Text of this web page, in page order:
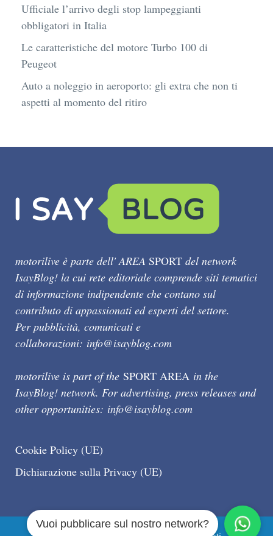
Ufficiale l’arrivo degli stop lampeggianti
obbligatori in Italia
Le caratteristiche del motore Turbo 100 di
Peugeot
Auto a noleggio in aeroporto: gli extra che non ti
aspetti al momento del ritiro
motorilive è parte dell' AREA SPORT del network
IsayBlog! la cui rete editoriale comprende siti tematici
di informazione indipendente che contano sul
contributo di appassionati ed esperti del settore.
Per pubblicità, comunicati e
collaborazioni: info@isayblog.com
motorilive is part of the SPORT AREA in the
IsayBlog! network. For advertising, press releases and
other opportunities: info@isayblog.com
Cookie Policy (UE)
Dichiarazione sulla Privacy (UE)
Vuoi pubblicare sul nostro network?